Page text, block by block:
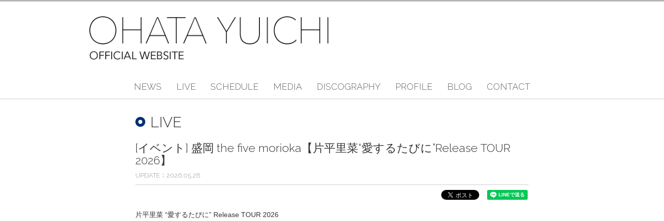
NEWS LIVE SCHEDULE MEDIA DISCOGRAPHY PROFILE BLOG CONTACT
LIVE
[イベント] 盛岡 the five morioka【片平里菜“愛するたびに”Release TOUR
2026】
UPDATE 2026.05.28
片平里菜 “愛するたびに” Release TOUR 2026